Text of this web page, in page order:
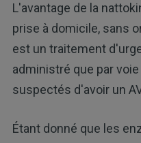
L'avantage de la
prise à domicile, sans
est un traitement
administré que par
suspectés d'avoir un
Étant donné que les